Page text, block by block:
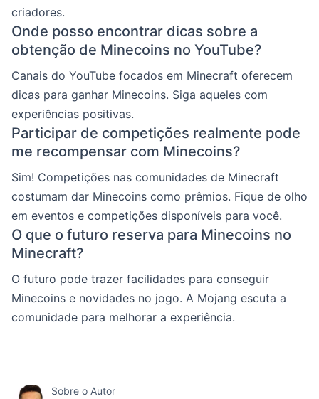
criadores.
Onde posso encontrar dicas sobre a
obtenção de Minecoins no YouTube?
Canais do YouTube focados em Minecraft oferecem
dicas para ganhar Minecoins. Siga aqueles com
experiências positivas.
Participar de competições realmente pode
me recompensar com Minecoins?
Sim! Competições nas comunidades de Minecraft
costumam dar Minecoins como prêmios. Fique de olho
em eventos e competições disponíveis para você.
O que o futuro reserva para Minecoins no
Minecraft?
O futuro pode trazer facilidades para conseguir
Minecoins e novidades no jogo. A Mojang escuta a
comunidade para melhorar a experiência.
Sobre o Autor